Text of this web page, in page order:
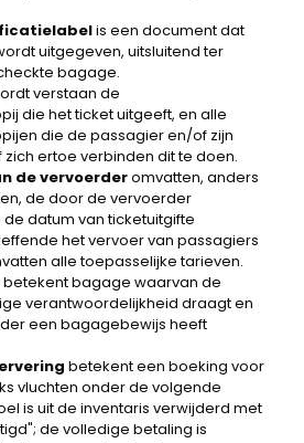
is een document dat
uitgegeven, uitsluitend ter
bagage.
verstaan ​​de
die het ticket uitgeeft, en alle
die de passagier en/of zijn
ertoe verbinden dit te doen.
de vervoerderomvatten, anders
de door de vervoerder
datum van ticketuitgifte
het vervoer van passagiers
alle toepasselijke tarieven.
bagage waarvan de
verantwoordelijkheid draagt ​​en
een bagagebewijs heeft
betekent een boeking voor
vluchten onder de volgende
is uit de inventaris verwijderd met
de volledige betaling is